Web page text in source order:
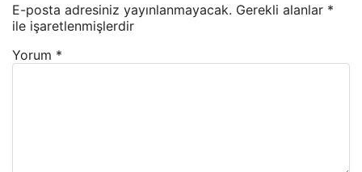
E-posta adresiniz yayınlanmayacak. Gerekli alanlar *
ile işaretlenmişlerdir
Yorum *